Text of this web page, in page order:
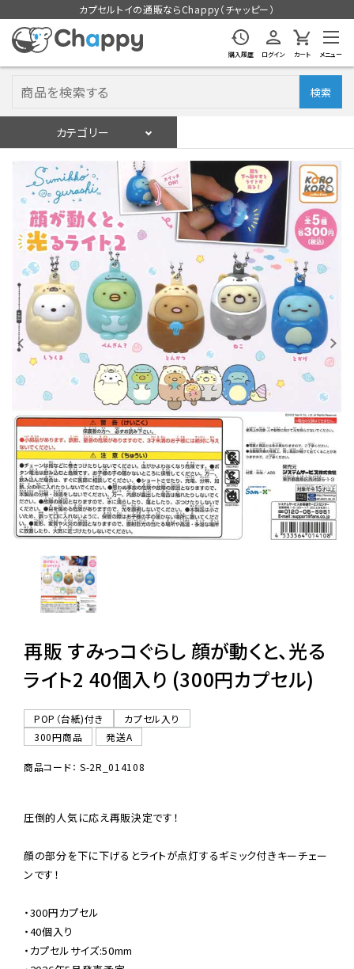
カプセルトイの通販ならChappy（チャッピー）
購入履歴 ログイン カート メニュー
検索
カテゴリー
ログイン 会員登録
入荷スケジュールをチェック
カプセルトイマシン本体
カプセルトイ
販促用空カプセル
レンタル
景品・玩具・文具
販促用カプセルトイ
06-6282-7659
再販 すみっコぐらし 顔が動くと、光る
ライト2 40個入り (300円カプセル)
POP（台紙)付き
カプセル入り
300円商品
発送A
商品コード： S-2R_014108
圧倒的人気に応え再販決定です！
顔の部分を下に下げるとライトが点灯するギミック付きキーチェー
ンです！
・300円カプセル
・40個入り
・カプセルサイズ:50mm